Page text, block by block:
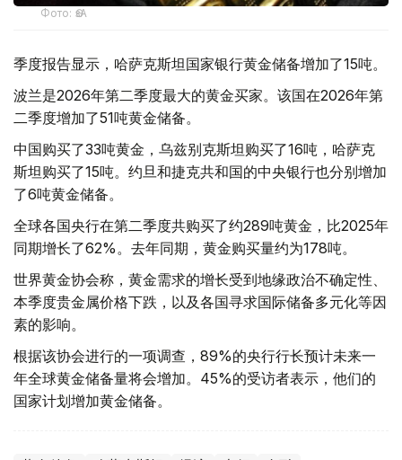
Фото: ӨзА
季度报告显示，哈萨克斯坦国家银行黄金储备增加了15吨。
波兰是2026年第二季度最大的黄金买家。该国在2026年第
二季度增加了51吨黄金储备。
中国购买了33吨黄金，乌兹别克斯坦购买了16吨，哈萨克
斯坦购买了15吨。约旦和捷克共和国的中央银行也分别增加
了6吨黄金储备。
全球各国央行在第二季度共购买了约289吨黄金，比2025年
同期增长了62%。去年同期，黄金购买量约为178吨。
世界黄金协会称，黄金需求的增长受到地缘政治不确定性、
本季度贵金属价格下跌，以及各国寻求国际储备多元化等因
素的影响。
根据该协会进行的一项调查，89%的央行行长预计未来一
年全球黄金储备量将会增加。45%的受访者表示，他们的
国家计划增加黄金储备。